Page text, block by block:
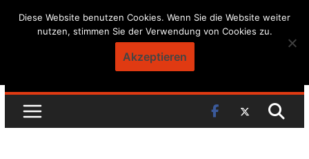
SkipDiese Website benutzen Cookies. Wenn Sie die Website weiter
nutzen, stimmen Sie der Verwendung von Cookies zu.
Akzeptieren